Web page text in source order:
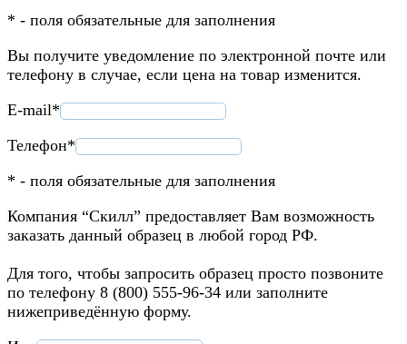
* - поля обязательные для заполнения
Вы получите уведомление по электронной почте или
телефону в случае, если цена на товар изменится.
E-mail*
Телефон*
* - поля обязательные для заполнения
Компания “Скилл” предоставляет Вам возможность
заказать данный образец в любой город РФ.
Для того, чтобы запросить образец просто позвоните
по телефону 8 (800) 555-96-34 или заполните
нижеприведённую форму.